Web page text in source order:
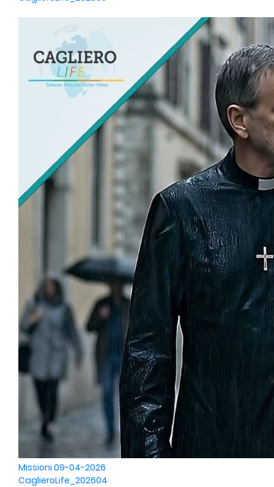
Missioni 09-04-2026
CaglieroLife_202604